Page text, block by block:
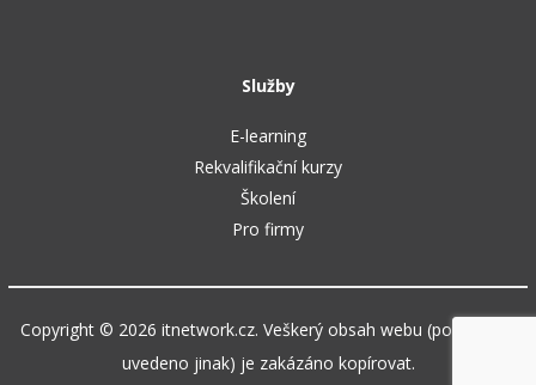
Služby
E-learning
Rekvalifikační kurzy
Školení
Pro firmy
Copyright © 2026 itnetwork.cz. Veškerý obsah webu (pokud není
uvedeno jinak) je zakázáno kopírovat.